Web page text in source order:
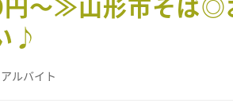
♪
アルバイト